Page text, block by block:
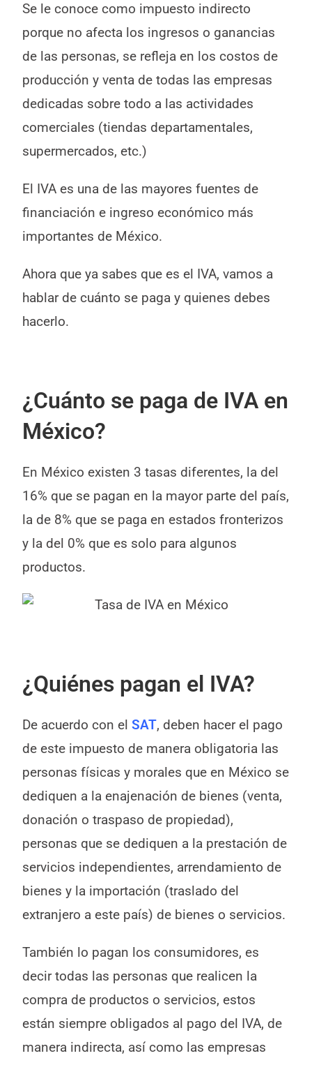
‍Se le conoce como impuesto indirecto
porque no afecta los ingresos o ganancias
de las personas, se refleja en los costos de
producción y venta de todas las empresas
dedicadas sobre todo a las actividades
comerciales (tiendas departamentales,
supermercados, etc.)
El IVA es una de las mayores fuentes de
financiación e ingreso económico más
importantes de México.
Ahora que ya sabes que es el IVA, vamos a
hablar de cuánto se paga y quienes debes
hacerlo.
¿Cuánto se paga de IVA en
México?
En México existen 3 tasas diferentes, la del
16% que se pagan en la mayor parte del país,
la de 8% que se paga en estados fronterizos
y la del 0% que es solo para algunos
productos.
¿Quiénes pagan el IVA?
De acuerdo con el SAT, deben hacer el pago
de este impuesto de manera obligatoria las
personas físicas y morales que en México se
dediquen a la enajenación de bienes (venta,
donación o traspaso de propiedad),
personas que se dediquen a la prestación de
servicios independientes, arrendamiento de
bienes y la importación (traslado del
extranjero a este país) de bienes o servicios.
También lo pagan los consumidores, es
decir todas las personas que realicen la
compra de productos o servicios, estos
están siempre obligados al pago del IVA, de
manera indirecta, así como las empresas